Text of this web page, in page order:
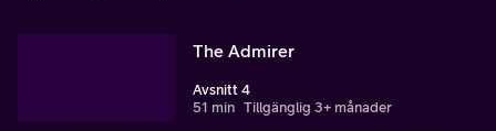
The Admirer
Avsnitt 4
51 min Tillgänglig 3+ månader